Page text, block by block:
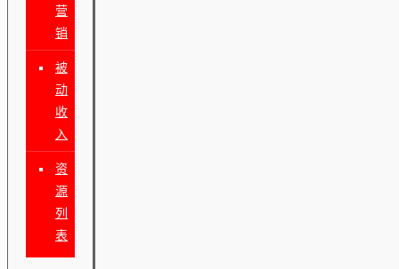
营
销
被
动
收
入
资
源
列
表